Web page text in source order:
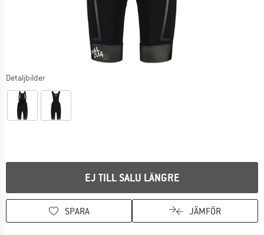
Detaljbilder
EJ TILL SALU LÄNGRE
SPARA JÄMFÖR